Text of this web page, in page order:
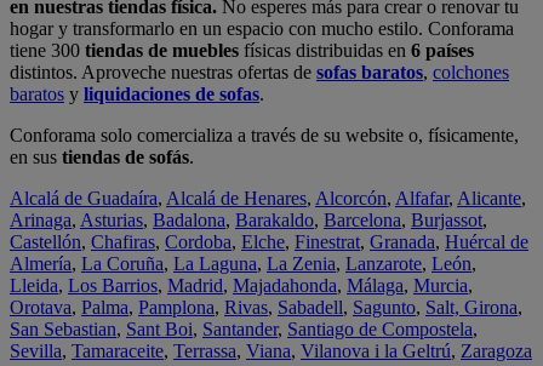
en nuestras tiendas física. No esperes más para crear o renovar tu
hogar y transformarlo en un espacio con mucho estilo. Conforama
tiene 300 tiendas de muebles físicas distribuidas en 6 países
distintos. Aproveche nuestras ofertas de sofas baratos, colchones
baratos y liquidaciones de sofas.
Conforama solo comercializa a través de su website o, físicamente,
en sus tiendas de sofás.
Alcalá de Guadaíra, Alcalá de Henares, Alcorcón, Alfafar, Alicante,
Arinaga, Asturias, Badalona, Barakaldo, Barcelona, Burjassot,
Castellón, Chafiras, Cordoba, Elche, Finestrat, Granada, Huércal de
Almería, La Coruña, La Laguna, La Zenia, Lanzarote, León,
Lleida, Los Barrios, Madrid, Majadahonda, Málaga, Murcia,
Orotava, Palma, Pamplona, Rivas, Sabadell, Sagunto, Salt, Girona,
San Sebastian, Sant Boi, Santander, Santiago de Compostela,
Sevilla, Tamaraceite, Terrassa, Viana, Vilanova i la Geltrú, Zaragoza